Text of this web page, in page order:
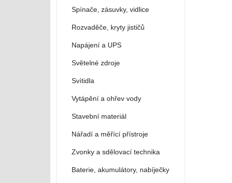
Spínače, zásuvky, vidlice
Rozvaděče, kryty jističů
Napájení a UPS
Světelné zdroje
Svítidla
Vytápění a ohřev vody
Stavební materiál
Nářadí a měřící přístroje
Zvonky a sdělovací technika
Baterie, akumulátory, nabíječky